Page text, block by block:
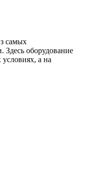
самых
Здесь оборудование
а на